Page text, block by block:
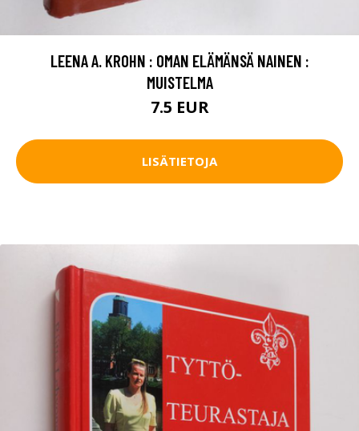
LEENA A. KROHN : OMAN ELÄMÄNSÄ NAINEN :
MUISTELMA
7.5 EUR
LISÄTIETOJA